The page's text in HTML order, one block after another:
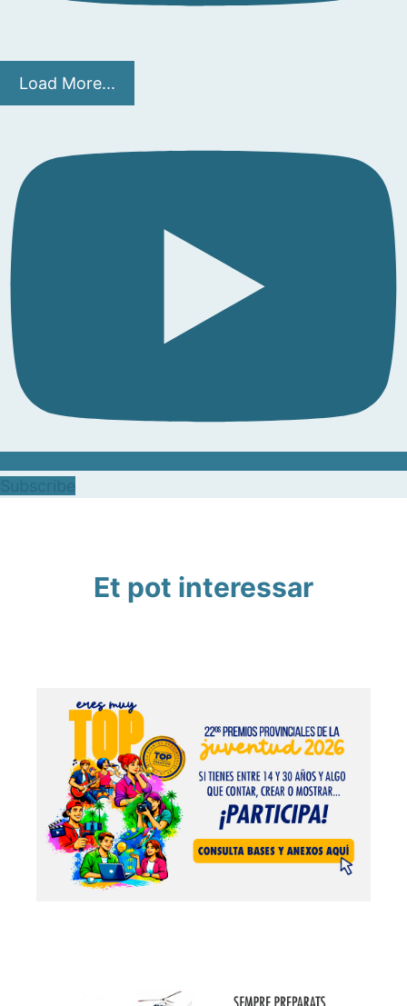
Load More...
Et pot interessar